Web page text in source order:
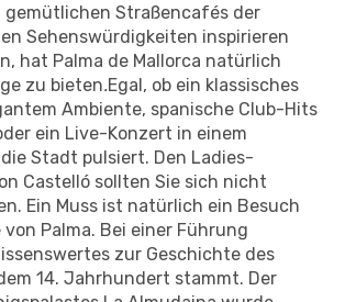
gemütlichen Straßencafés der
Sehenswürdigkeiten inspirieren
hat Palma de Mallorca natürlich
zu bieten.Egal, ob ein klassisches
Ambiente, spanische Club-Hits
ein Live-Konzert in einem
Stadt pulsiert. Den Ladies-
Castelló sollten Sie sich nicht
Ein Muss ist natürlich ein Besuch
Palma. Bei einer Führung
zur Geschichte des
14. Jahrhundert stammt. Der